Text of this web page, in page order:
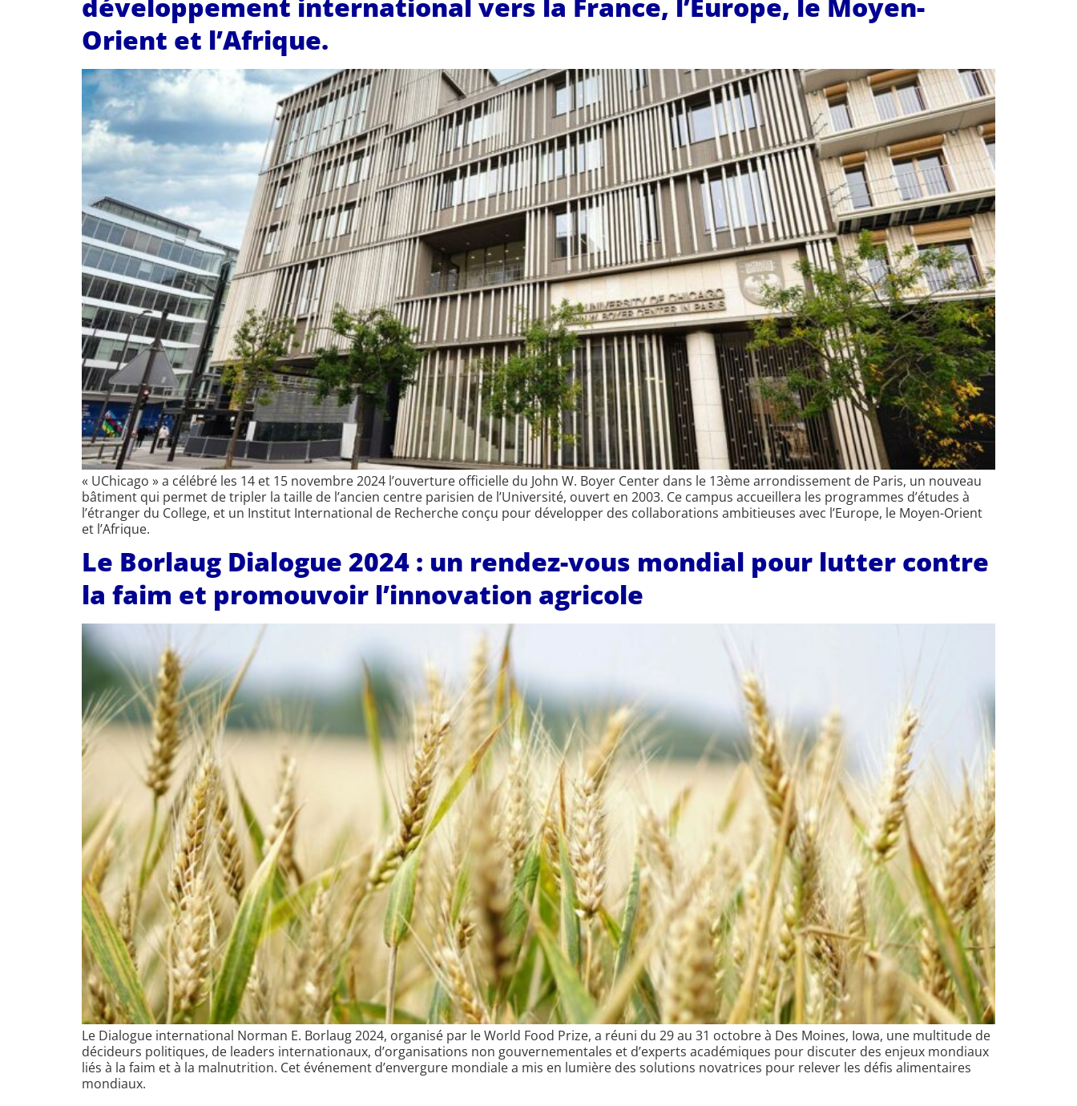
développement international vers la France, l’Europe, le Moyen-
Orient et l’Afrique.
« UChicago » a célébré les 14 et 15 novembre 2024 l’ouverture officielle du John W. Boyer Center dans le 13ème arrondissement de Paris, un nouveau
bâtiment qui permet de tripler la taille de l’ancien centre parisien de l’Université, ouvert en 2003. Ce campus accueillera les programmes d’études à
l’étranger du College, et un Institut International de Recherche conçu pour développer des collaborations ambitieuses avec l’Europe, le Moyen-Orient
et l’Afrique.
Le Borlaug Dialogue 2024 : un rendez-vous mondial pour lutter contre
la faim et promouvoir l’innovation agricole
Le Dialogue international Norman E. Borlaug 2024, organisé par le World Food Prize, a réuni du 29 au 31 octobre à Des Moines, Iowa, une multitude de
décideurs politiques, de leaders internationaux, d’organisations non gouvernementales et d’experts académiques pour discuter des enjeux mondiaux
liés à la faim et à la malnutrition. Cet événement d’envergure mondiale a mis en lumière des solutions novatrices pour relever les défis alimentaires
mondiaux.